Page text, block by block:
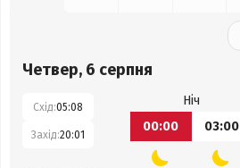
Четвер, 6 серпня
Схід:05:08
Захід:20:01
Ніч
00:00
03:00